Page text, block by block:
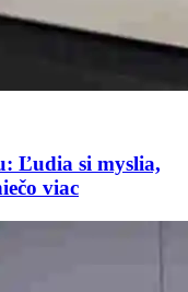
Ľudia si myslia,
viac